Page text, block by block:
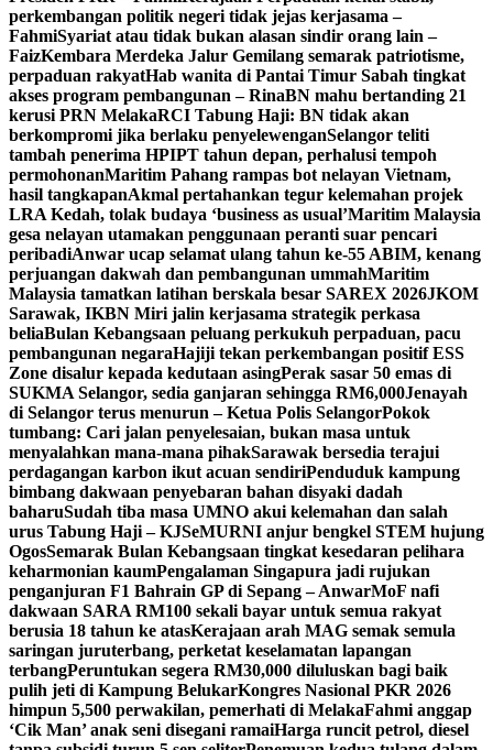
perkembangan politik negeri tidak jejas kerjasama –
FahmiSyariat atau tidak bukan alasan sindir orang lain –
FaizKembara Merdeka Jalur Gemilang semarak patriotisme,
perpaduan rakyatHab wanita di Pantai Timur Sabah tingkat
akses program pembangunan – RinaBN mahu bertanding 21
kerusi PRN MelakaRCI Tabung Haji: BN tidak akan
berkompromi jika berlaku penyelewenganSelangor teliti
tambah penerima HPIPT tahun depan, perhalusi tempoh
permohonanMaritim Pahang rampas bot nelayan Vietnam,
hasil tangkapanAkmal pertahankan tegur kelemahan projek
LRA Kedah, tolak budaya ‘business as usual’Maritim Malaysia
gesa nelayan utamakan penggunaan peranti suar pencari
peribadiAnwar ucap selamat ulang tahun ke-55 ABIM, kenang
perjuangan dakwah dan pembangunan ummahMaritim
Malaysia tamatkan latihan berskala besar SAREX 2026JKOM
Sarawak, IKBN Miri jalin kerjasama strategik perkasa
beliaBulan Kebangsaan peluang perkukuh perpaduan, pacu
pembangunan negaraHajiji tekan perkembangan positif ESS
Zone disalur kepada kedutaan asingPerak sasar 50 emas di
SUKMA Selangor, sedia ganjaran sehingga RM6,000Jenayah
di Selangor terus menurun – Ketua Polis SelangorPokok
tumbang: Cari jalan penyelesaian, bukan masa untuk
menyalahkan mana-mana pihakSarawak bersedia terajui
perdagangan karbon ikut acuan sendiriPenduduk kampung
bimbang dakwaan penyebaran bahan disyaki dadah
baharuSudah tiba masa UMNO akui kelemahan dan salah
urus Tabung Haji – KJSeMURNI anjur bengkel STEM hujung
OgosSemarak Bulan Kebangsaan tingkat kesedaran pelihara
keharmonian kaumPengalaman Singapura jadi rujukan
penganjuran F1 Bahrain GP di Sepang – AnwarMoF nafi
dakwaan SARA RM100 sekali bayar untuk semua rakyat
berusia 18 tahun ke atasKerajaan arah MAG semak semula
saringan juruterbang, perketat keselamatan lapangan
terbangPeruntukan segera RM30,000 diluluskan bagi baik
pulih jeti di Kampung BelukarKongres Nasional PKR 2026
himpun 5,500 perwakilan, pemerhati di MelakaFahmi anggap
‘Cik Man’ anak seni disegani ramaiHarga runcit petrol, diesel